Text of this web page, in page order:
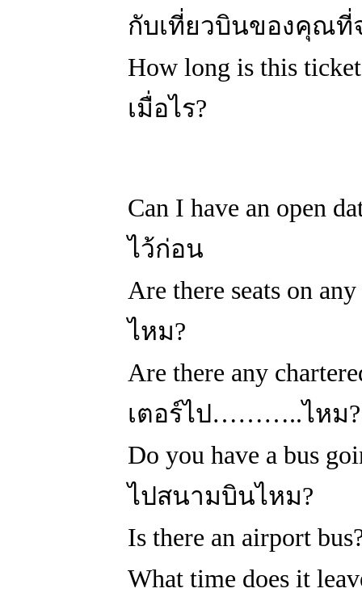
กับเที่ยวบินของคุณ
How long is this
เมื่อไร?
Can I have an open
ไว้ก่อน
Are there seats on
ไหม?
Are there any
เตอร์ไป………..ไหม?
Do you have a bus
ไปสนามบินไหม?
Is there an airport
What time does it